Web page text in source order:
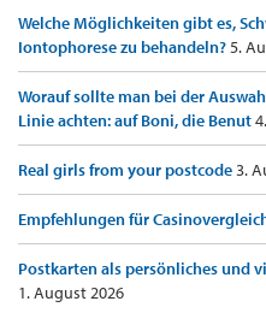
Welche Möglichkeiten gibt es,
Iontophorese zu behandeln?5.
Worauf sollte man bei der
Linie achten: auf Boni, die Benut
Real girls from your postcode3.
Empfehlungen für
Postkarten als persönliches und
1. August 2026